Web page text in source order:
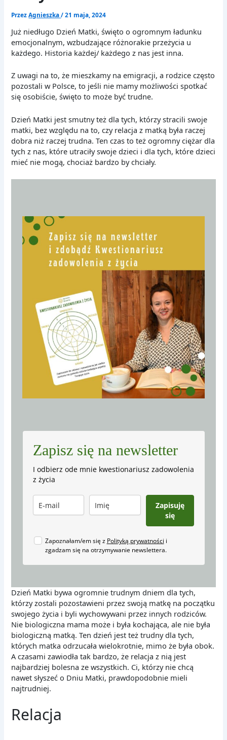
PrzezAgnieszka/21 maja, 2024
Już niedługo Dzień Matki, święto o ogromnym ładunku
emocjonalnym, wzbudzające różnorakie przeżycia u
każdego. Historia każdej/ każdego z nas jest inna.
Z uwagi na to, że mieszkamy na emigracji, a rodzice często
pozostali w Polsce, to jeśli nie mamy możliwości spotkać
się osobiście, święto to może być trudne.
Dzień Matki jest smutny też dla tych, którzy stracili swoje
matki, bez względu na to, czy relacja z matką była raczej
dobra niż raczej trudna. Ten czas to też ogromny ciężar dla
tych z nas, które utraciły swoje dzieci i dla tych, które dzieci
mieć nie mogą, chociaż bardzo by chciały.
Zapisz się na newsletter
I odbierz ode mnie kwestionariusz zadowolenia
z życia
Zapisuję
się
Zapoznałam/em się z Polityką prywatności i
zgadzam się na otrzymywanie newslettera.
Dzień Matki bywa ogromnie trudnym dniem dla tych,
którzy zostali pozostawieni przez swoją matkę na początku
swojego życia i byli wychowywani przez innych rodziców.
Nie biologiczna mama może i była kochająca, ale nie była
biologiczną matką. Ten dzień jest też trudny dla tych,
których matka odrzucała wielokrotnie, mimo że była obok.
A czasami zawiodła tak bardzo, że relacja z nią jest
najbardziej bolesna ze wszystkich. Ci, którzy nie chcą
nawet słyszeć o Dniu Matki, prawdopodobnie mieli
najtrudniej.
Relacja